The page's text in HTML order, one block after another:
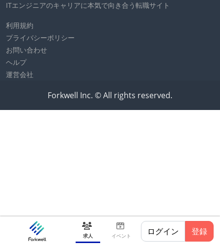
求人 イベント ログイン 登録
ITエンジニアのキャリアに本気で向き合う転職サイト
利用規約
プライバシーポリシー
お問い合わせ
ヘルプ
運営会社
Forkwell Inc. © All rights reserved.